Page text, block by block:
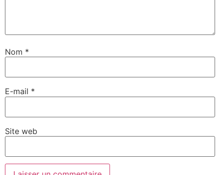
Nom *
E-mail *
Site web